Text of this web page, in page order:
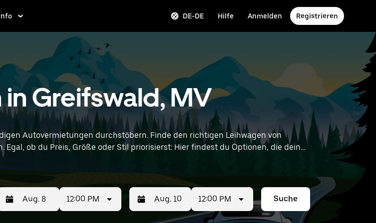
DE-DE Hilfe Anmelden Registrieren
Greifswald, MV
Autovermietungen durchstöbern. Finde den richtigen Leihwagen von
ob du Preis, Größe oder Stil priorisierst: Hier findest du Optionen, die deinen
12:00 PM 12:00 PM Suche